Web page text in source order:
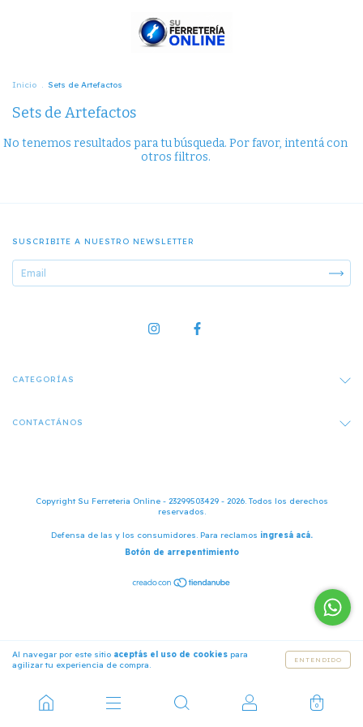
Al navegar por este sitio aceptás el uso de cookies para
agilizar tu experiencia de compra.
ENTENDIDO
0
Inicio . Sets de Artefactos
Sets de Artefactos
No tenemos resultados para tu búsqueda. Por favor, intentá con
otros filtros.
SUSCRIBITE A NUESTRO NEWSLETTER
CATEGORÍAS
CONTACTÁNOS
Copyright Su Ferreteria Online - 23299503429 - 2026. Todos los derechos
reservados.
Defensa de las y los consumidores. Para reclamos ingresá acá.
Botón de arrepentimiento